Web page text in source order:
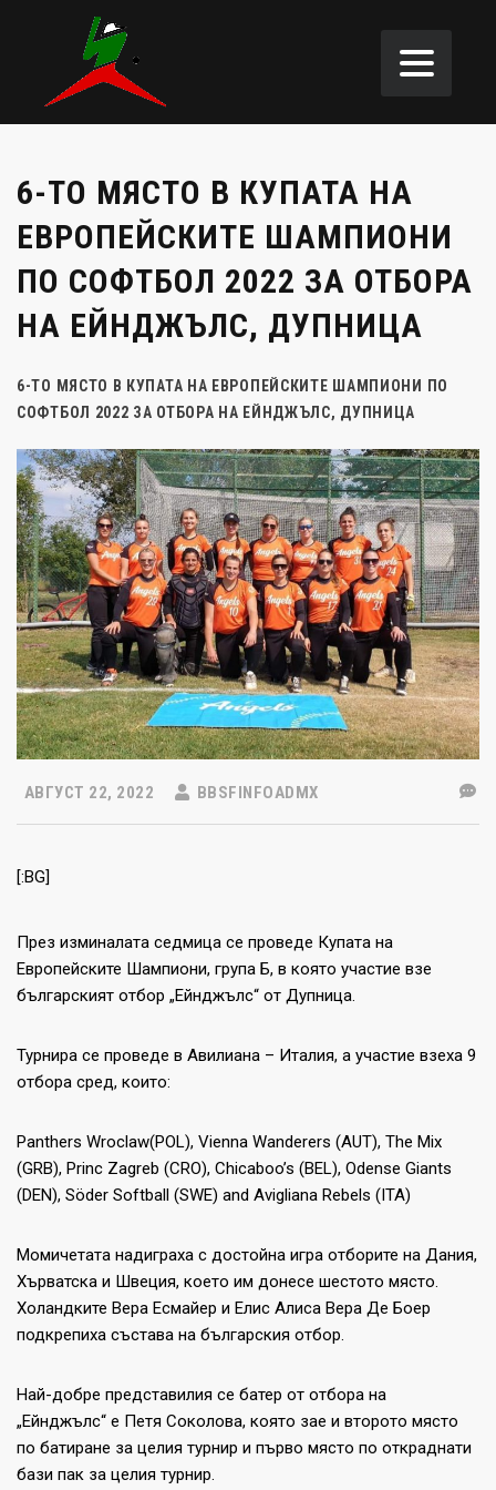
6-ТО МЯСТО В КУПАТА НА
ЕВРОПЕЙСКИТЕ ШАМПИОНИ
ПО СОФТБОЛ 2022 ЗА ОТБОРА
НА ЕЙНДЖЪЛС, ДУПНИЦА
6-ТО МЯСТО В КУПАТА НА ЕВРОПЕЙСКИТЕ ШАМПИОНИ ПО
СОФТБОЛ 2022 ЗА ОТБОРА НА ЕЙНДЖЪЛС, ДУПНИЦА
АВГУСТ 22, 2022 BBSFINFOADMX
[:BG]
През изминалата седмица се проведе Купата на
Европейските Шампиони, група Б, в която участие взе
българският отбор „Ейнджълс“ от Дупница.
Турнира се проведе в Авилиана – Италия, а участие взеха 9
отбора сред, които:
Panthers Wroclaw(POL), Vienna Wanderers (AUT), The Mix
(GRB), Princ Zagreb (CRO), Chicaboo’s (BEL), Odense Giants
(DEN), Söder Softball (SWE) and Avigliana Rebels (ITA)
Момичетата надиграха с достойна игра отборите на Дания,
Хърватска и Швеция, което им донесе шестото място.
Холандките Вера Есмайер и Елис Алиса Вера Де Боер
подкрепиха състава на българския отбор.
Най-добре представилия се батер от отбора на
„Ейнджълс“ е Петя Сoколова, която зае и второто място
по батиране за целия турнир и първо място по откраднати
бази пак за целия турнир.